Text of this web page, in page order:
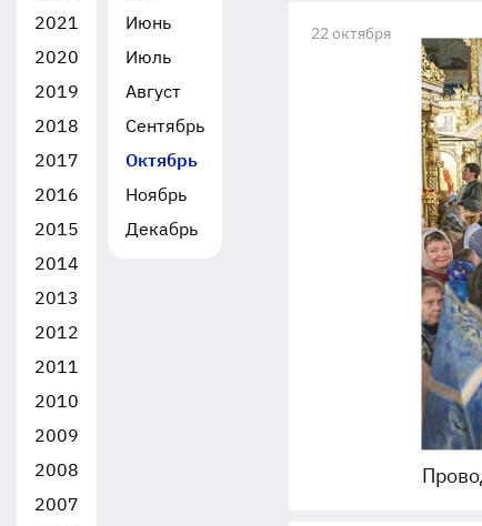
2021
2020
2019
2018
2017
2016
2015
2014
2013
2012
2011
2010
2009
2008
2007
Июнь
Июль
Август
Сентябрь
Октябрь
Ноябрь
Декабрь
22 октября